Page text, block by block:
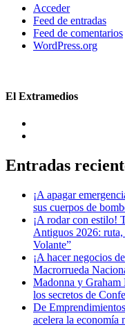
Acceder
Feed de entradas
Feed de comentarios
WordPress.org
El Extramedios
Entradas
¡A apagar
sus cuerpos de
¡A rodar con estilo!
Antiguos 2026:
Volante”
¡A hacer negocios
Macrorrueda
Madonna y
los secretos de
De
acelera la economía